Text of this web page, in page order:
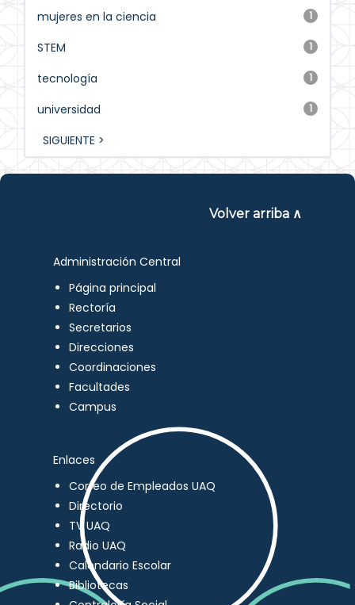
1
mujeres en la ciencia
1
STEM
1
tecnología
1
universidad
SIGUIENTE >
Volver arriba ∧
Administración Central
Página principal
Rectoría
Secretarios
Direcciones
Coordinaciones
Facultades
Campus
Enlaces
Correo de Empleados UAQ
Directorio
TV UAQ
Radio UAQ
Calendario Escolar
Bibliotecas